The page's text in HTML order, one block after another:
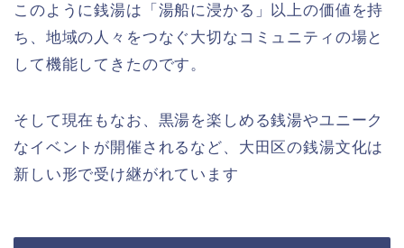
このように銭湯は「湯船に浸かる」以上の価値を持
ち、地域の人々をつなぐ大切なコミュニティの場と
して機能してきたのです。
そして現在もなお、黒湯を楽しめる銭湯やユニーク
なイベントが開催されるなど、大田区の銭湯文化は
新しい形で受け継がれています